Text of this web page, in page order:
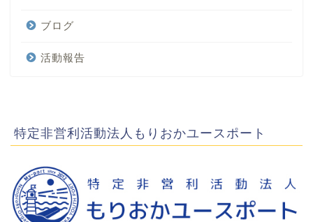
ブログ
活動報告
特定非営利活動法人もりおかユースポート